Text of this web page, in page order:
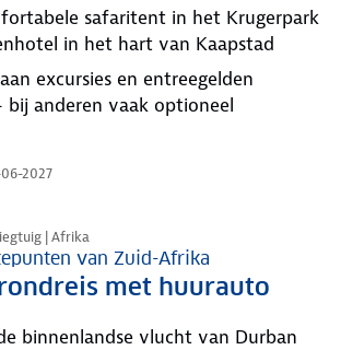
safaritent in het Krugerpark
in het hart van Kaapstad
excursies en entreegelden
bij anderen vaak optioneel
2027
| Afrika
van Zuid-Afrika
met huurauto
binnenlandse vlucht van Durban